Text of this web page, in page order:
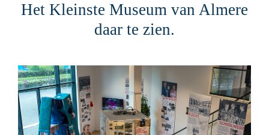
Het Kleinste Museum van Almere
daar te zien.